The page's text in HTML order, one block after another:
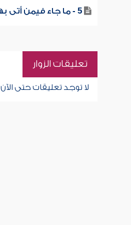
5 - ما جاء فيمن أتى بهيمة
تعليقات الزوار
لا توجد تعليقات حتى الآن